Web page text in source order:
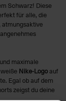
Schwarz! Diese
für alle, die
atmungsaktive
maximale
Nike-Logoauf
Egal ob auf dem
zeigst du deine